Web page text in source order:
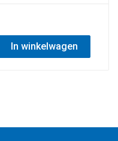
In winkelwagen